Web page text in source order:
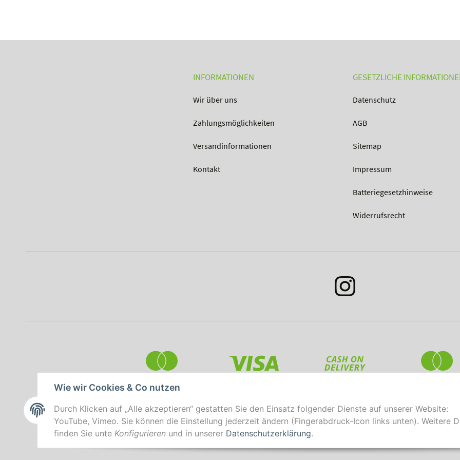
INFORMATIONEN
Wir über uns
Zahlungsmöglichkeiten
Versandinformationen
Kontakt
GESETZLICHE
Datenschutz
AGB
Sitemap
Impressum
Batteriegesetzhinweise
Widerrufsrecht
* Alle Preise inkl. gesetzlicher USt., zzgl.Versand
Datenschutz-Einstellungen
Wie wir Cookies & Co nutzen
Durch Klicken auf „Alle akzeptieren“ gestatten Sie den Einsatz folgender Dienste auf unserer Website:
YouTube, Vimeo. Sie können die Einstellung jederzeit ändern (Fingerabdruck-Icon links unten). Weitere
finden Sie unte Konfigurieren und in unserer Datenschutzerklärung.